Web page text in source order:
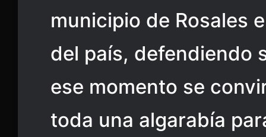
municipio de Rosales
del país, defendiendo
ese momento se
toda una algarabía